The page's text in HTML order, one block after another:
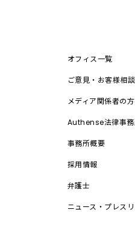
オフィス一覧
ご意見・お客様相談
メディア関係者の
Authense法律事務
事務所概要
採用情報
弁護士
ニュース・プレス